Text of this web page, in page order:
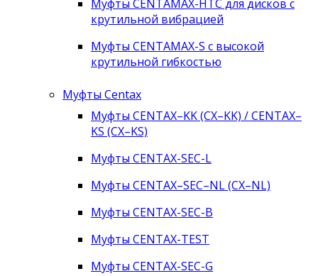
Муфты CENTAMAX-HTC для дисков с
крутильной вибрацией
Муфты CENTAMAX-S с высокой
крутильной гибкостью
Муфты Centax
Муфты CENTAX–KK (CX–KK) / CENTAX–
KS (CX–KS)
Муфты CENTAX-SEC-L
Муфты CENTAX–SEC–NL (CX–NL)
Муфты CENTAX-SEC-B
Муфты CENTAX-TEST
Муфты CENTAX-SEC-G